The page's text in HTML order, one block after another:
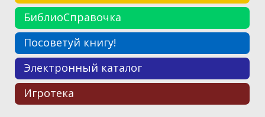
БиблиоСправочка
Посоветуй книгу!
Электронный каталог
Игротека